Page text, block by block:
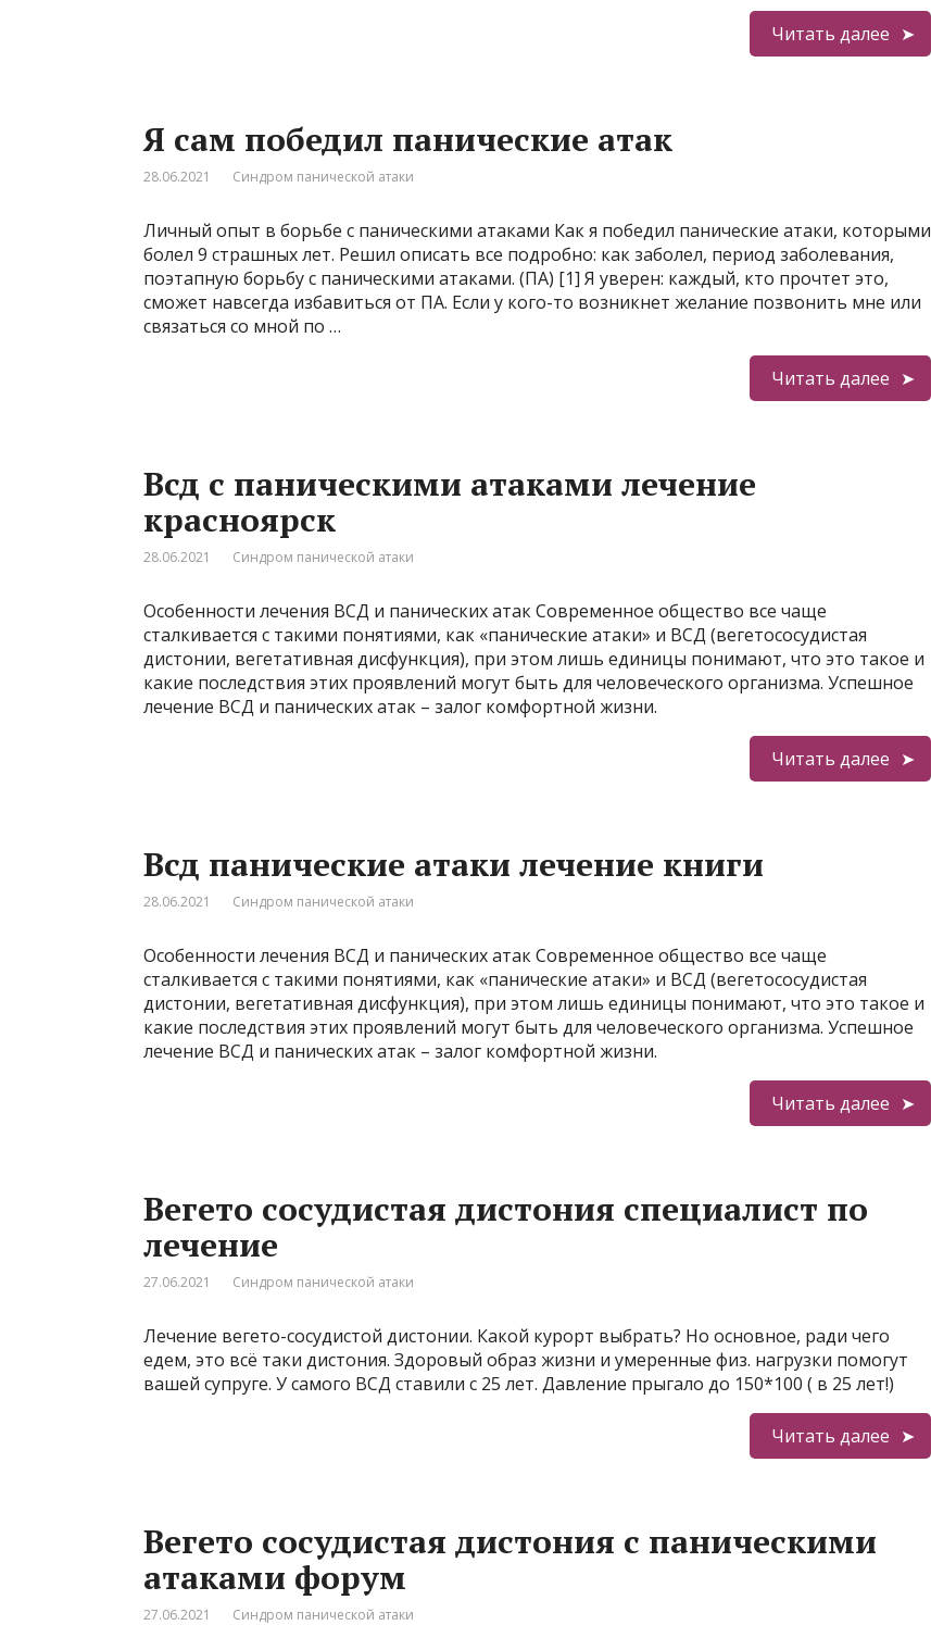
Читать далее
Я сам победил панические атак
28.06.2021 Синдром панической атаки
Личный опыт в борьбе с паническими атаками Как я победил панические атаки, которыми
болел 9 страшных лет. Решил описать все подробно: как заболел, период заболевания,
поэтапную борьбу с паническими атаками. (ПА) [1] Я уверен: каждый, кто прочтет это,
сможет навсегда избавиться от ПА. Если у кого-то возникнет желание позвонить мне или
связаться со мной по …
Читать далее
Всд с паническими атаками лечение
красноярск
28.06.2021 Синдром панической атаки
Особенности лечения ВСД и панических атак Современное общество все чаще
сталкивается с такими понятиями, как «панические атаки» и ВСД (вегетососудистая
дистонии, вегетативная дисфункция), при этом лишь единицы понимают, что это такое и
какие последствия этих проявлений могут быть для человеческого организма. Успешное
лечение ВСД и панических атак – залог комфортной жизни.
Читать далее
Всд панические атаки лечение книги
28.06.2021 Синдром панической атаки
Особенности лечения ВСД и панических атак Современное общество все чаще
сталкивается с такими понятиями, как «панические атаки» и ВСД (вегетососудистая
дистонии, вегетативная дисфункция), при этом лишь единицы понимают, что это такое и
какие последствия этих проявлений могут быть для человеческого организма. Успешное
лечение ВСД и панических атак – залог комфортной жизни.
Читать далее
Вегето сосудистая дистония специалист по
лечение
27.06.2021 Синдром панической атаки
Лечение вегето-сосудистой дистонии. Какой курорт выбрать? Но основное, ради чего
едем, это всё таки дистония. Здоровый образ жизни и умеренные физ. нагрузки помогут
вашей супруге. У самого ВСД ставили с 25 лет. Давление прыгало до 150*100 ( в 25 лет!)
Читать далее
Вегето сосудистая дистония с паническими
атаками форум
27.06.2021 Синдром панической атаки